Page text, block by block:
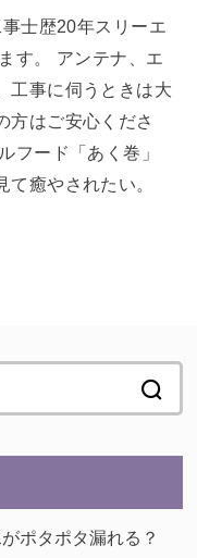
士歴20年スリーエ
す。 アンテナ、エ
工事に伺うときは大
方はご安心くださ
フード「あく巻」
癒やされたい。
ポタポタ漏れる？